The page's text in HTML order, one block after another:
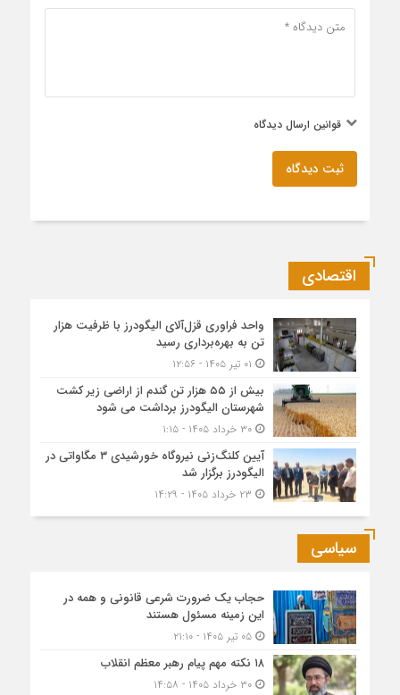
قوانین ارسال دیدگاه
ثبت دیدگاه
اقتصادی
واحد فراوری قزل‌آلای الیگودرز با ظرفیت هزار
تن به بهره‌برداری رسید
بیش از ۵۵ هزار تن گندم از اراضی زیر کشت
شهرستان الیگودرز برداشت می شود
۳۰ خرداد ۱۴۰۵ - ۱:۱۵
آیین کلنگ‌زنی نیروگاه خورشیدی ۳ مگاواتی در
الیگودرز برگزار شد
سیاسی
حجاب یک ضرورت شرعی قانونی و همه در
این زمینه مسئول هستند
۰۵ تیر ۱۴۰۵ - ۲۱:۱۰
۱۸ نکته مهم پیام رهبر معظم انقلاب
۳۰ خرداد ۱۴۰۵ - ۱۴:۵۸